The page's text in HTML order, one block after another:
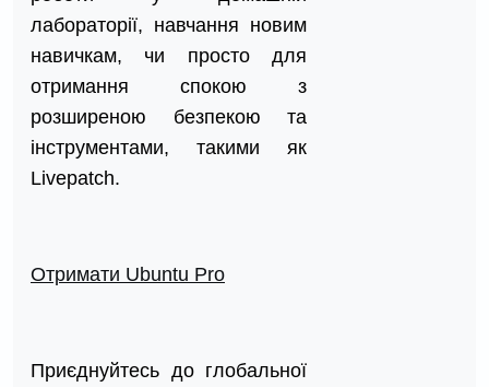
лабораторії, навчання новим
навичкам, чи просто для
отримання спокою з
розширеною безпекою та
інструментами, такими як
Livepatch.
Отримати Ubuntu Pro
Приєднуйтесь до глобальної